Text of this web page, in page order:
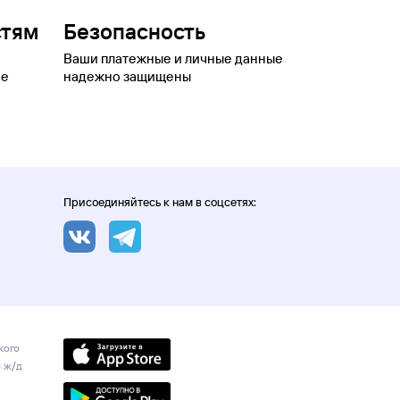
Безопасность
Ваши платежные и личные данные
надежно защищены
Присоединяйтесь к нам в соцсетях:
ж/д